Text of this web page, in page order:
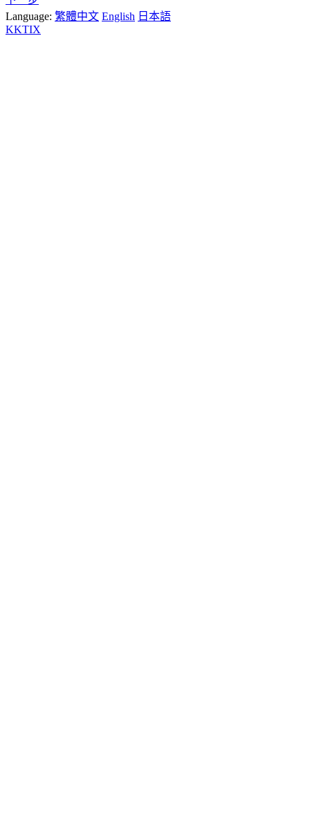
Language: 繁體中文 English 日本語
KKTIX